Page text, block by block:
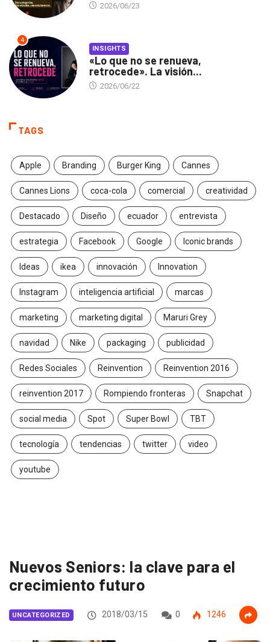
2026/06/23
4
INSIGHTS
«Lo que no se renueva,
retrocede». La visión...
2026/06/22
TAGS
Apple Branding Burger King Cannes
Cannes Lions coca-cola comercial creatividad
Destacado Diseño ecuador entrevista
estrategia Facebook Google Iconic brands
Ideas ikea innovación Innovation
Instagram inteligencia artificial marcas
marketing marketing digital Maruri Grey
navidad Nike packaging publicidad
Redes Sociales Reinvention Reinvention 2016
reinvention 2017 Rompiendo fronteras Snapchat
social media Spot Super Bowl TBT
tecnología tendencias twitter video
youtube
Nuevos Seniors: la clave para el
crecimiento futuro
UNCATEGORIZED 2018/03/15 0 1246